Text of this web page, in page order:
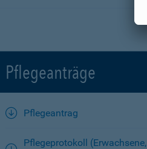
Pflegeanträge
Pflegeantrag
Pflegeprotokoll (Erwachsene,